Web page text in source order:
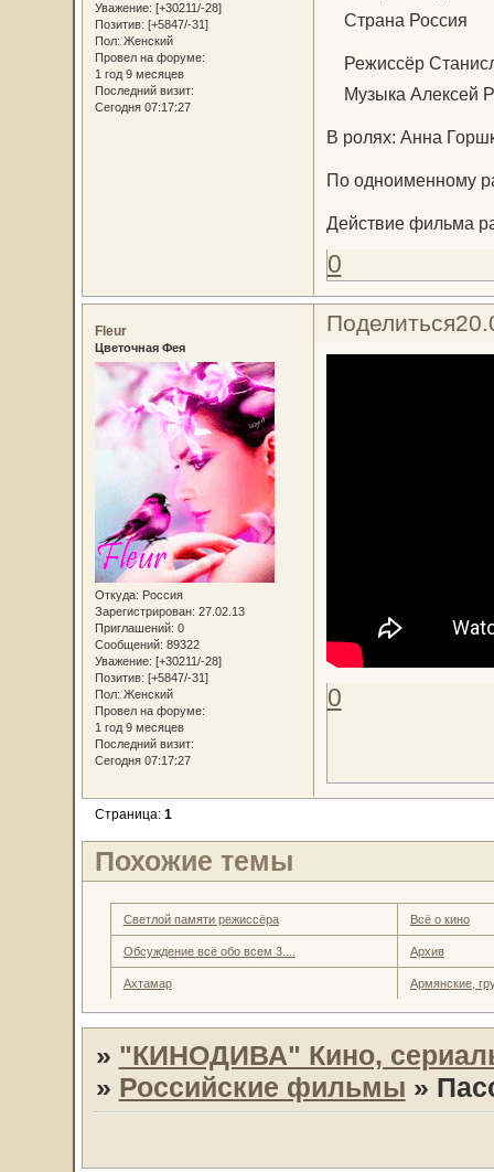
Уважение: [+30211/-28]
Позитив: [+5847/-31]
Пол: Женский
Провел на форуме:
1 год 9 месяцев
Последний визит:
Сегодня 07:17:27
Страна Россия
Режиссёр
Музыка Алексей
В ролях: Анна
По одноименному
Действие фильма
0
Поделиться
Fleur
Цветочная Фея
Откуда: Россия
Зарегистрирован: 27.02.13
Приглашений: 0
Сообщений: 89322
Уважение: [+30211/-28]
Позитив: [+5847/-31]
Пол: Женский
Провел на форуме:
1 год 9 месяцев
Последний визит:
Сегодня 07:17:27
0
Страница: 1
Похожие темы
Светлой памяти режиссёра Всё о кино
Обсуждение всё обо всем 3.... Архив
Ахтамар Армянские,
» "КИНОДИВА" Кино,
» Российские фильмы »